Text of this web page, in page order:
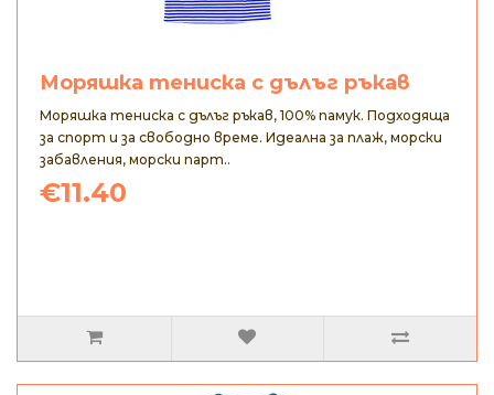
Моряшка тениска с дълъг ръкав
Моряшка тениска с дълъг ръкав, 100% памук. Подходяща
за спорт и за свободно време. Идеална за плаж, морски
забавления, морски парт..
€11.40